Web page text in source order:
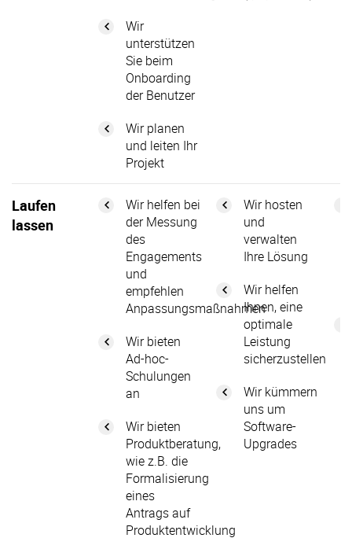
Wir
unterstützen
Sie beim
Onboarding
der Benutzer
Wir planen
und leiten Ihr
Projekt
Laufen
lassen
Wir helfen bei
der Messung
des
Engagements
und
empfehlen
Anpassungsmaßnahmen
Wir bieten
Ad-hoc-
Schulungen
an
Wir bieten
Produktberatung,
wie z.B. die
Formalisierung
eines
Antrags auf
Produktentwicklung
Wir hosten
und
verwalten
Ihre Lösung
Wir helfen
Ihnen, eine
optimale
Leistung
sicherzustellen
Wir kümmern
uns um
Software-
Upgrades